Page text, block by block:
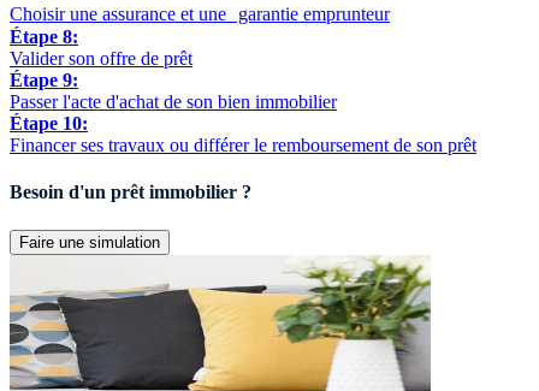
Choisir une assurance et une garantie emprunteur
Étape 8:
Valider son offre de prêt
Étape 9:
Passer l'acte d'achat de son bien immobilier
Étape 10:
Financer ses travaux ou différer le remboursement de son prêt
Besoin d'un prêt immobilier ?
Faire une simulation